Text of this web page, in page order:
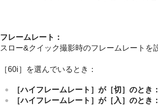
フレームレート：
スロー&クイック撮影時のフレームレートを
［60i］を選んでいるとき：
［ハイフレームレート］が［切］のと
［ハイフレームレート］が［入］のとき